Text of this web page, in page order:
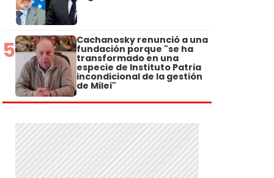
5 Cachanosky renunció a una
fundación porque "se ha
transformado en una
especie de Instituto Patria
incondicional de la gestión
de Milei"